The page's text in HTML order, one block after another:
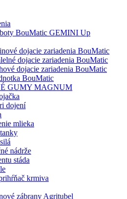
BouMatic GEMINI Up
dojacie zariadenia BouMatic
dojacie zariadenia BouMatic
dojacie zariadenia BouMatic
BouMatic
GUMY MAGNUM
dojení
mlieka
nádrže
stáda
krmiva
zábrany Agritubel